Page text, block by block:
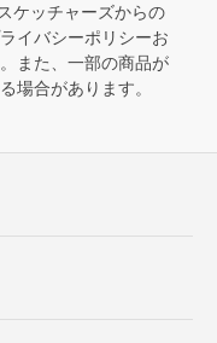
ケッチャーズからの
イバシーポリシーお
また、一部の商品が
場合があります。